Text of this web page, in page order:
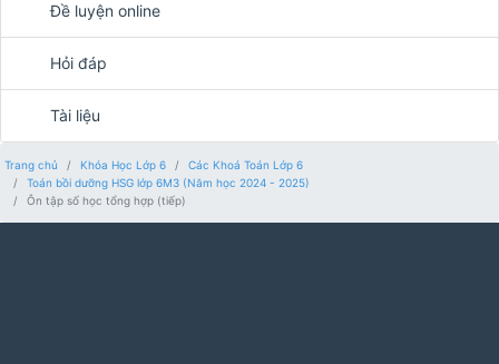
Đề luyện online
Hỏi đáp
Tài liệu
Trang chủ Khóa Học Lớp 6
Các Khoá Toán Lớp 6
Toán bồi dưỡng HSG lớp 6M3 (Năm học 2024 - 2025)
Ôn tập số học tổng hợp (tiếp)